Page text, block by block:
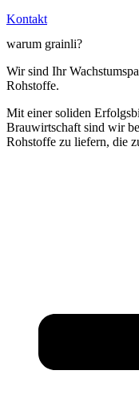
Kontakt
warum grainli?
Wir sind Ihr
Rohstoffe.
Mit einer soliden
Brauwirtschaft sind wir
Rohstoffe zu liefern, die